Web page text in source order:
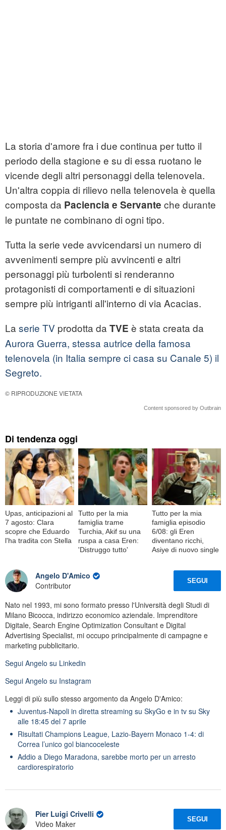
La storia d'amore fra i due continua per tutto il
periodo della stagione e su di essa ruotano le
vicende degli altri personaggi della telenovela.
Un'altra coppia di rilievo nella telenovela è quella
composta da Paciencia e Servante che durante
le puntate ne combinano di ogni tipo.
Tutta la serie vede avvicendarsi un numero di
avvenimenti sempre più avvincenti e altri
personaggi più turbolenti si renderanno
protagonisti di comportamenti e di situazioni
sempre più intriganti all'interno di via Acacias.
La serie TV prodotta da TVE è stata creata da
Aurora Guerra, stessa autrice della famosa
telenovela (in Italia sempre ci casa su Canale 5) il
Segreto.
© RIPRODUZIONE VIETATA
Content sponsored by Outbrain
Di tendenza oggi
Upas, anticipazioni al
7 agosto: Clara
scopre che Eduardo
l'ha tradita con Stella
Tutto per la mia
famiglia trame
Turchia, Akif su una
ruspa a casa Eren:
'Distruggo tutto'
Tutto per la mia
famiglia episodio
6/08: gli Eren
diventano ricchi,
Asiye di nuovo single
Angelo D'Amico
Contributor
SEGUI
Nato nel 1993, mi sono formato presso l'Università degli Studi di
Milano Bicocca, indirizzo economico aziendale. Imprenditore
Digitale, Search Engine Optimization Consultant e Digital
Advertising Specialist, mi occupo principalmente di campagne e
marketing pubblicitario.
Segui Angelo su Linkedin
Segui Angelo su Instagram
Leggi di più sullo stesso argomento da Angelo D'Amico:
Juventus-Napoli in diretta streaming su SkyGo e in tv su Sky
alle 18:45 del 7 aprile
Risultati Champions League, Lazio-Bayern Monaco 1-4: di
Correa l’unico gol biancoceleste
Addio a Diego Maradona, sarebbe morto per un arresto
cardiorespiratorio
Pier Luigi Crivelli
Video Maker
SEGUI